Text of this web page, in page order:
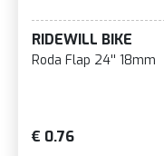
RIDEWILL BIKE
Roda Flap 24'' 18mm
€ 0.76